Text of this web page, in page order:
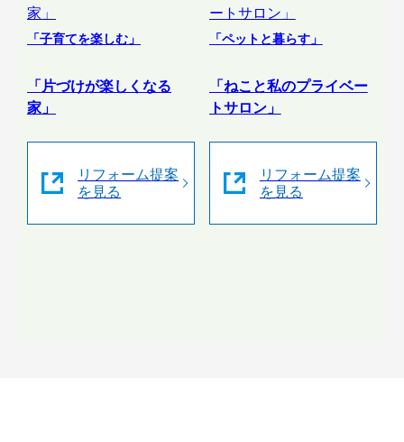
「子育てを楽しむ」
「片づけが楽しくなる
家」
リフォーム提案
を見る
「ペットと暮らす」
「ねこと私のプライベー
トサロン」
リフォーム提案
を見る